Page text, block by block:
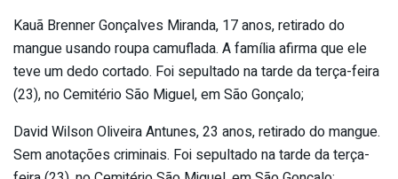
Kauã Brenner Gonçalves Miranda, 17 anos, retirado do
mangue usando roupa camuflada. A família afirma que ele
teve um dedo cortado. Foi sepultado na tarde da terça-feira
(23), no Cemitério São Miguel, em São Gonçalo;
David Wilson Oliveira Antunes, 23 anos, retirado do mangue.
Sem anotações criminais. Foi sepultado na tarde da terça-